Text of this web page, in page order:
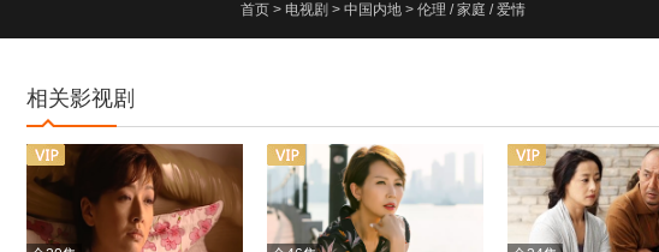
首页 > 电视剧 > 中国内地 > 伦理 / 家庭 / 爱情
相关影视剧